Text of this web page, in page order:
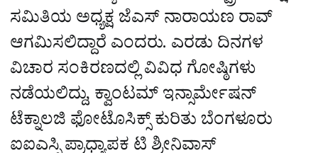
ಸಮಿತಿಯ ಅಧ್ಯಕ್ಷ ಜೆಎಸ್‌ ನಾರಾಯಣ ರಾವ್‌
ಆಗಮಿಸಲಿದ್ದಾರೆ ಎಂದರು. ಎರಡು ದಿನಗಳ
ವಿಚಾರ ಸಂಕಿರಣದಲ್ಲಿ ವಿವಿಧ ಗೋಷ್ಠಿಗಳು
ನಡೆಯಲಿದ್ದು, ಕ್ವಾಂಟಮ್ ಇನ್ಸಾರ್ಮೇಷನ್
ಟೆಕ್ನಾಲಜಿ ಫೋಟೊಸಿಕ್ಸ್ ಕುರಿತು ಬೆಂಗಳೂರು